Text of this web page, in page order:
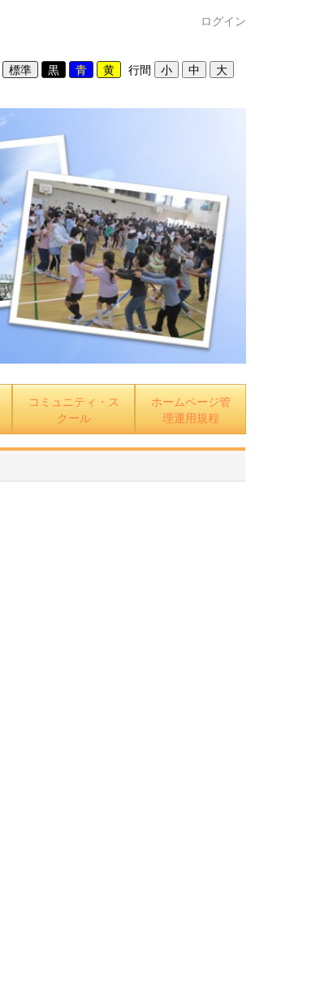
ログイン
行間
コミュニティ・ス
クール
ホームページ管
理運用規程